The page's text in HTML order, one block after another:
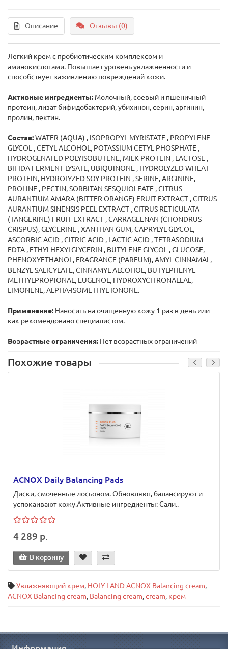
Описание Отзывы (0)
Легкий крем с пробиотическим комплексом и
аминокислотами. Повышает уровень увлажненности и
способствует заживлению повреждений кожи.
Активные ингредиенты: Молочный, соевый и пшеничный
протеин, лизат бифидобактерий, убихинон, серин, аргинин,
пролин, пектин.
Состав:WATER (AQUA) , ISOPROPYL MYRISTATE , PROPYLENE
GLYCOL , CETYL ALCOHOL, POTASSIUM CETYL PHOSPHATE ,
HYDROGENATED POLYISOBUTENE, MILK PROTEIN , LACTOSE ,
BIFIDA FERMENT LYSATE, UBIQUINONE , HYDROLYZED WHEAT
PROTEIN, HYDROLYZED SOY PROTEIN , SERINE, ARGININE,
PROLINE , PECTIN, SORBITAN SESQUIOLEATE , CITRUS
AURANTIUM AMARA (BITTER ORANGE) FRUIT EXTRACT , CITRUS
AURANTIUM SINENSIS PEEL EXTRACT , CITRUS RETICULATA
(TANGERINE) FRUIT EXTRACT , CARRAGEENAN (CHONDRUS
CRISPUS), GLYCERINE , XANTHAN GUM, CAPRYLYL GLYCOL,
ASCORBIC ACID , CITRIC ACID , LACTIC ACID , TETRASODIUM
EDTA , ETHYLHEXYLGLYCERIN , BUTYLENE GLYCOL , GLUCOSE,
PHENOXYETHANOL, FRAGRANCE (PARFUM), AMYL CINNAMAL,
BENZYL SALICYLATE, CINNAMYL ALCOHOL, BUTYLPHENYL
METHYLPROPIONAL, EUGENOL, HYDROXYCITRONALLAL,
LIMONENE, ALPHA-ISOMETHYL IONONE.
Применение: Наносить на очищенную кожу 1 раз в день или
как рекомендовано специалистом.
Возрастные ограничения: Нет возрастных ограничений
Похожие товары
ACNOX Daily Balancing Pads
Диски, смоченные лосьоном. Обновляют, балансируют и
успокаивают кожу.Активные ингредиенты: Сали..
4 289 р.
В корзину
Увлажняющий крем, HOLY LAND ACNOX Balancing cream,
ACNOX Balancing cream, Balancing cream,cream, крем